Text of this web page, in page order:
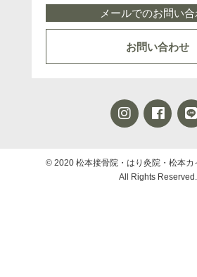
メールでのお問い
お問い合わせ
© 2020 松本接骨院・はり灸院・松本カ
All Rights Reserved.